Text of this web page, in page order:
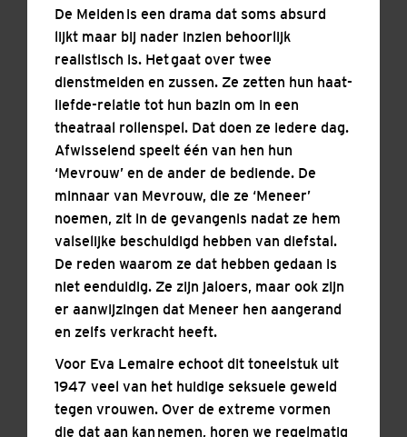
De Meiden is een drama dat soms absurd
lijkt maar bij nader inzien behoorlijk
realistisch is. Het gaat over twee
dienstmeiden en zussen. Ze zetten hun haat-
liefde-relatie tot hun bazin om in een
theatraal rollenspel. Dat doen ze iedere dag.
Afwisselend speelt één van hen hun
‘Mevrouw’ en de ander de bediende. De
minnaar van Mevrouw, die ze ‘Meneer’
noemen, zit in de gevangenis nadat ze hem
valselijke beschuldigd hebben van diefstal.
De reden waarom ze dat hebben gedaan is
niet eenduidig. Ze zijn jaloers, maar ook zijn
er aanwijzingen dat Meneer hen aangerand
en zelfs verkracht heeft.
Voor Eva Lemaire echoot dit toneelstuk uit
1947 veel van het huidige seksuele geweld
tegen vrouwen. Over de extreme vormen
die dat aan kan nemen, horen we regelmatig